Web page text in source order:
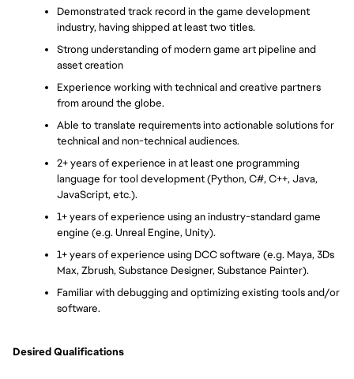
Demonstrated track record in the game development
industry, having shipped at least two titles.
Strong understanding of modern game art pipeline and
asset creation
Experience working with technical and creative partners
from around the globe.
Able to translate requirements into actionable solutions for
technical and non-technical audiences.
2+ years of experience in at least one programming
language for tool development (Python, C#, C++, Java,
JavaScript, etc.).
1+ years of experience using an industry-standard game
engine (e.g. Unreal Engine, Unity).
1+ years of experience using DCC software (e.g. Maya, 3Ds
Max, Zbrush, Substance Designer, Substance Painter).
Familiar with debugging and optimizing existing tools and/or
software.
Desired Qualifications